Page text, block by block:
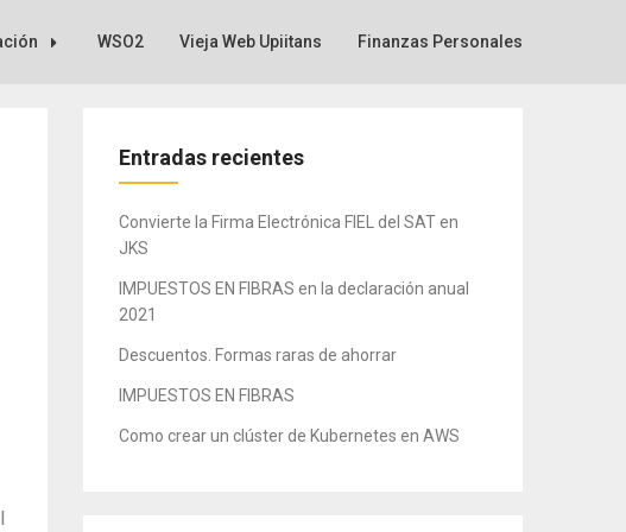
WSO2 Vieja Web Upiitans Finanzas Personales
Entradas recientes
Convierte la Firma Electrónica FIEL del SAT en
JKS
IMPUESTOS EN FIBRAS en la declaración anual
2021
Descuentos. Formas raras de ahorrar
IMPUESTOS EN FIBRAS
Como crear un clúster de Kubernetes en AWS